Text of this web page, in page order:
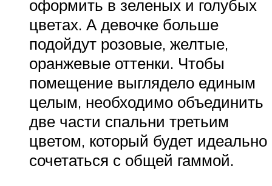
оформить в зеленых и голубых
цветах. А девочке больше
подойдут розовые, желтые,
оранжевые оттенки. Чтобы
помещение выглядело единым
целым, необходимо объединить
две части спальни третьим
цветом, который будет идеально
сочетаться с общей гаммой.